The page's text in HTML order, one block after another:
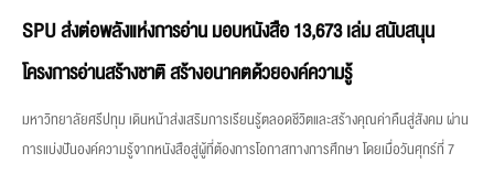
SPU ส่งต่อพลังแห่งการอ่าน มอบหนังสือ 13,673 เล่ม สนับสนุน
โครงการอ่านสร้างชาติ สร้างอนาคตด้วยองค์ความรู้
มหาวิทยาลัยศรีปทุม เดินหน้าส่งเสริมการเรียนรู้ตลอดชีวิตและสร้างคุณค่าคืนสู่สังคม ผ่าน
การแบ่งปันองค์ความรู้จากหนังสือสู่ผู้ที่ต้องการโอกาสทางการศึกษา โดยเมื่อวันศุกร์ที่ 7